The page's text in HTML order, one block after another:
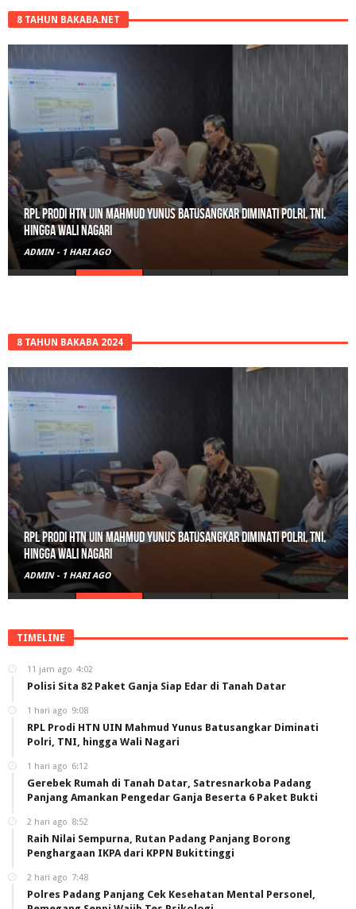
8 TAHUN BAKABA.NET
RPL Prodi HTN UIN Mahmud Yunus Batusangkar Diminati Polri, TNI,
hingga Wali Nagari
ADMIN - 1 HARI AGO
8 TAHUN BAKABA 2024
RPL Prodi HTN UIN Mahmud Yunus Batusangkar Diminati Polri, TNI,
hingga Wali Nagari
ADMIN - 1 HARI AGO
TIMELINE
11 jam ago 4:02
Polisi Sita 82 Paket Ganja Siap Edar di Tanah Datar
1 hari ago 9:08
RPL Prodi HTN UIN Mahmud Yunus Batusangkar Diminati
Polri, TNI, hingga Wali Nagari
1 hari ago 6:12
Gerebek Rumah di Tanah Datar, Satresnarkoba Padang
Panjang Amankan Pengedar Ganja Beserta 6 Paket Bukti
2 hari ago 8:52
Raih Nilai Sempurna, Rutan Padang Panjang Borong
Penghargaan IKPA dari KPPN Bukittinggi
2 hari ago 7:48
Polres Padang Panjang Cek Kesehatan Mental Personel,